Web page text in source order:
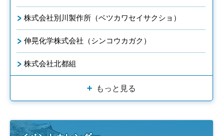
株式会社別川製作所（ベツカワセイサクショ）
伸晃化学株式会社（シンコウカガク）
株式会社北都組
もっと見る